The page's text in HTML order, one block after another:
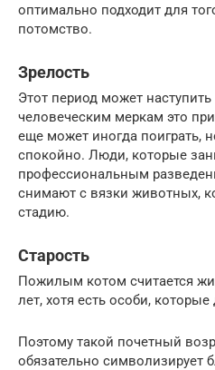
оптимально подходит для
потомство.
Зрелость
Этот период может
человеческим меркам это
еще может иногда поиграть,
спокойно. Люди, которые
профессиональным
снимают с вязки животных,
стадию.
Старость
Пожилым котом считается
лет, хотя есть особи,
Поэтому такой почетный
обязательно символизирует